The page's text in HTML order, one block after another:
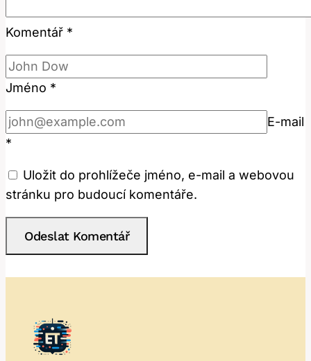
Komentář *
Jméno *
E-mail
*
Uložit do prohlížeče jméno, e-mail a webovou
stránku pro budoucí komentáře.